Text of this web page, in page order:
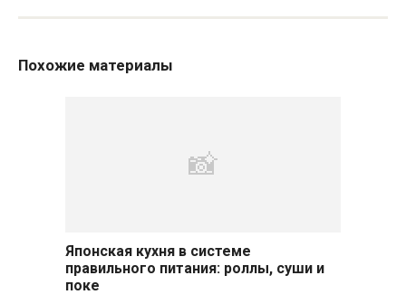
Похожие материалы
Японская кухня в системе
правильного питания: роллы, суши и
поке